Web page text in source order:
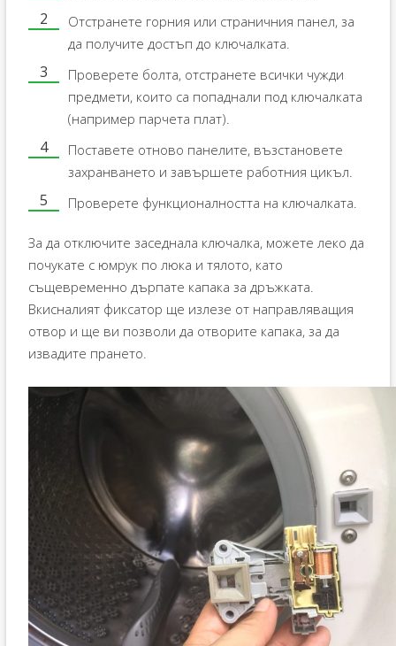
Отстранете горния или страничния панел, за
да получите достъп до ключалката.
Проверете болта, отстранете всички чужди
предмети, които са попаднали под ключалката
(например парчета плат).
Поставете отново панелите, възстановете
захранването и завършете работния цикъл.
Проверете функционалността на ключалката.
За да отключите заседнала ключалка, можете леко да
почукате с юмрук по люка и тялото, като
същевременно дърпате капака за дръжката.
Вкисналият фиксатор ще излезе от направляващия
отвор и ще ви позволи да отворите капака, за да
извадите прането.